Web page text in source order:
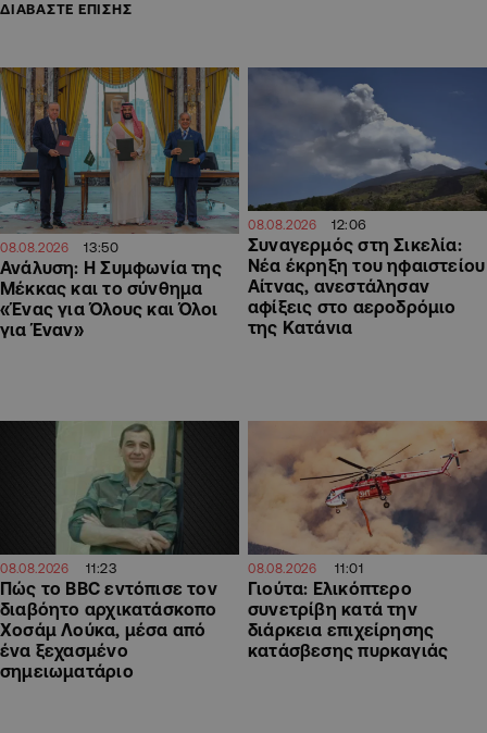
ΔΙΑΒΑΣΤΕ ΕΠΙΣΗΣ
08.08.2026 13:50
Ανάλυση: Η Συμφωνία της
Μέκκας και το σύνθημα
«Ένας για Όλους και Όλοι
για Έναν»
08.08.2026 12:06
Συναγερμός στη Σικελία:
Νέα έκρηξη του ηφαιστείου
Αίτνας, ανεστάλησαν
αφίξεις στο αεροδρόμιο
της Κατάνια
08.08.2026 11:23
Πώς το BBC εντόπισε τον
διαβόητο αρχικατάσκοπο
Χοσάμ Λούκα, μέσα από
ένα ξεχασμένο
σημειωματάριο
08.08.2026 11:01
Γιούτα: Ελικόπτερο
συνετρίβη κατά την
διάρκεια επιχείρησης
κατάσβεσης πυρκαγιάς